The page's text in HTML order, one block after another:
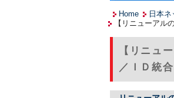
Home 日本
【リニューア
【リニュ
／ＩＤ統